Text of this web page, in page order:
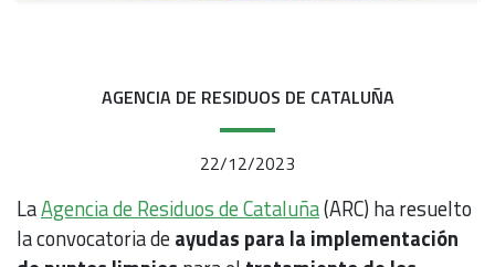
AGENCIA DE RESIDUOS DE CATALUÑA
22/12/2023
LaAgencia de Residuos de Cataluña(ARC) ha resuelto
la convocatoria deayudas para la implementación